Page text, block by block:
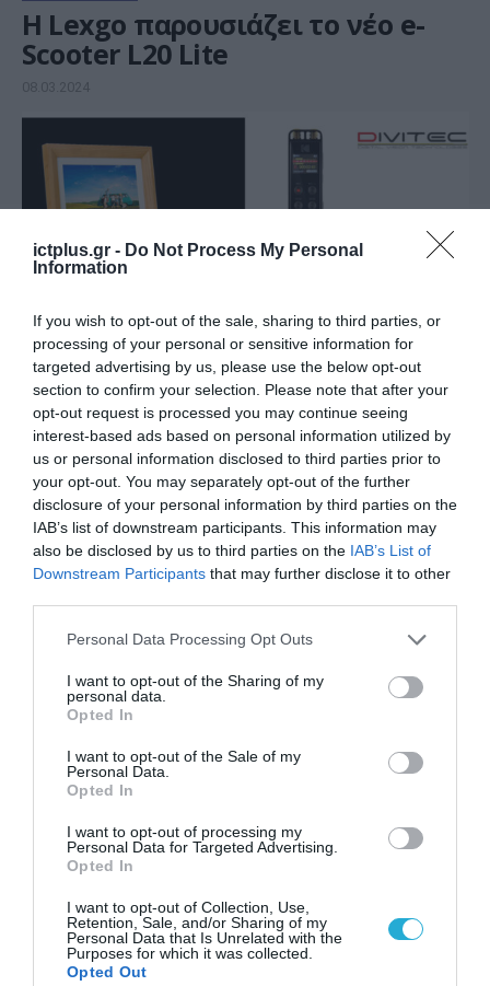
ictplus.gr - Do Not Process My Personal
Information
If you wish to opt-out of the sale, sharing to third parties, or
processing of your personal or sensitive information for
targeted advertising by us, please use the below opt-out
section to confirm your selection. Please note that after your
opt-out request is processed you may continue seeing
interest-based ads based on personal information utilized by
us or personal information disclosed to third parties prior to
your opt-out. You may separately opt-out of the further
disclosure of your personal information by third parties on the
IAB’s list of downstream participants. This information may
also be disclosed by us to third parties on the IAB’s List of
Downstream Participants that may further disclose it to other
Please note that this website/app uses one or more Google
not limited to your visit or usage behaviour. You may click to
grant or deny consent to Google and its third-party tags to
use your data for below specified purposes in below Google
consent section.
Personal Data Processing Opt Outs
I want to opt-out of the Sharing of my
personal data.
Opted In
I want to opt-out of the Sale of my
Personal Data.
Opted In
I want to opt-out of processing my
Personal Data for Targeted Advertising.
Opted In
I want to opt-out of Collection, Use,
Retention, Sale, and/or Sharing of my
Personal Data that Is Unrelated with the
Purposes for which it was collected.
Opted Out
Η Lexgo παρουσιάζει το νέο e-
Scooter L20 Lite
08.03.2024
ΣΤΡΑΤΗΓΙΚΗ ΣΥΝΕΡΓΑΣΙΑ
Η DIVITEC ανακοινώνει την
επέκταση της συνεργασίας της
με τις Kodak και AgfaPhoto
21.02.2024
ΣΤΡΑΤΗΓΙΚΗ ΣΥΝΕΡΓΑΣΙΑ
Η DIVITEC ξεκινάει την εισαγωγή
της ιταλικής Celly στην
ελληνική αγορά
17.01.2024